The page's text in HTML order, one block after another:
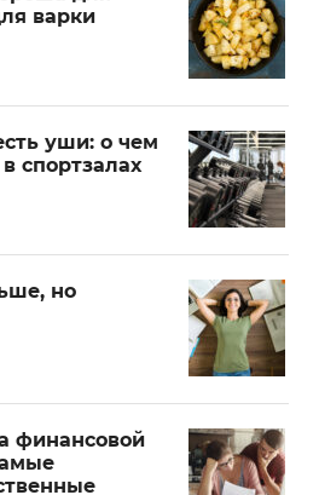
варки
уши: о чем
спортзалах
но
финансовой